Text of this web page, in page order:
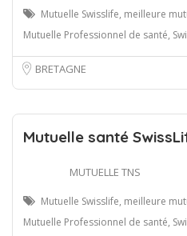
Mutuelle Swisslife, meilleure
Mutuelle Professionnel de santé,
BRETAGNE
Mutuelle santé
MUTUELLE TNS
Mutuelle Swisslife, meilleure
Mutuelle Professionnel de santé,